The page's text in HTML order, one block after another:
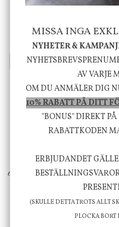
House Doctor
635 kr795 kr
INFO KÖP
Vi vill förmedla
välbefinnande för
inspiration från
erbjuder vi omsorgsfullt
ökar trivsel i ditt hem
att öka ditt
MISSA INGA
NYHETER &
AV VARJE
OM DU ANMÄLER DIG
10% RABATT PÅ DITT
"BONUS" DIREKT
RABATTKODEN
ERBJUDANDET
(SKULLE DETTA TROTS ALLT
PLOCKA BORT